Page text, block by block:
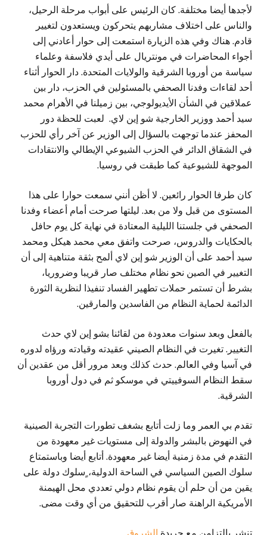
لأجدها أيضا مختلفة. كان الرئيس على أبواب مرحلة الرحيل،
والناس على اختلاف مشاربهم يتحركون ويستعدون لتغيير
قادم. هناك وفي هذه الزيارة استمعت إلى حوار أعادني إلى
أجواء المحاضرات في مونتريال على أيدي فلاسفة وعلماء
سياسة من أوروبا الشرقية والولايات المتحدة. دار الحوار أثناء
أحد لقاءات وفدنا الصحفي بالمسئولين في الحزب، دار بين
عملاقين في الشأن الأيديولوجي، بين زميلنا في الأهرام محمد
سيد أحمد ووزير الخارجية شو إين لاي. لعبت للحظة دور
المحفز عندما توجهت بالسؤال إلى الوزير عن آخر رأي للحزب
في الشقاق الدائر في الحزب الشيوعي الإيطالي والانتقادات
الموجهة للشيوعية كما طبقت في روسيا.
كان طرفا الحوار رائعين. لا أظن أنني سمعت حوارا على هذا
المستوى من قبل ولا من بعد. ليلتها صرحت أمام أعضاء وفدنا
الصحفي في جلستنا الليلية المعتادة في نهاية كل يوم حافل
بالحكايات والدروس، صرحت واتفق معي محمد هيكل ومحمد
سيد أحمد على أن الوزير شو إين لاي ألمح بثقة متناهية إلى أن
التغيير في الصين نحو نظام مختلف صار قريبا وضروريا،
بشرط أن تستمر حملات تطهير الفساد تنفيذا لنظرية الثورة
الدائمة لحماية النظام من الفاسدين والمارقين.
بالفعل وبعد سنوات معدودة من لقائنا بشو إين لاي حدث
التغيير. تغيرت في النظام الصيني عقيدته وقيادته ورؤاه لدوره
في آسيا وفي العالم. حدث كذلك وبعد مرور أقل من عقدين أن
سقط النظام السوفييتي في موسكو ثم في دول أوروبا
الشرقية.
تقدم بي العمر وما زلت أتابع بشغف تطورات التجربة الصينية
في النهوض بالبشر والدولة إلى مستويات غير معهودة من
التقدم في مدة زمنية أيضا غير معهودة. أتابع أيضا وباستمتاع
سلوك الصين السياسي في الساحة الدولية، ٍسلوك دولة على
يقين من أن حلم أن يقوم نظام دولي تعددي محل الهيمنة
الأمريكية الراهنة صار أقرب للتحقيق من أي وقت مضى.